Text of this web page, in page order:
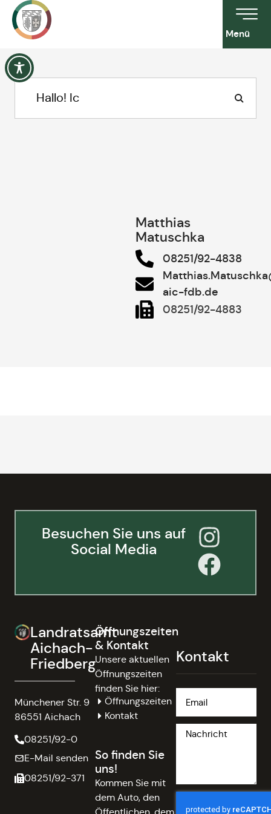
Menü
Matthias
Matuschka
08251/92-4838
aic-fdb.de
08251/92-4883
Besuchen Sie uns auf
Social Media
Landratsamt
Aichach-
Friedberg
Münchener Str. 9
86551 Aichach
08251/92-0
E-Mail senden
08251/92-371
Öffnungszeiten
& Kontakt
Unsere aktuellen
Öffnungszeiten
finden Sie hier:
Öffnungszeiten
Kontakt
So finden Sie
uns!
Kommen Sie mit
dem Auto, den
Kontakt